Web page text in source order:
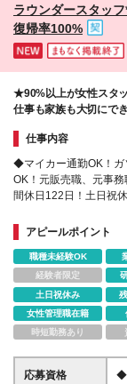
ラウンダースタッ
復帰率100%
★90%以上が女性スタ
仕事も家族も大切にで
仕事内容
◆マイカー通勤OK！
OK！元販売職、元事
間休日122日！土日祝
間の研修制度あり
アピールポイント
職種未経験OK
経験者限定
土日祝休み
女性管理職在籍
時短勤務あり
応募資格
◆